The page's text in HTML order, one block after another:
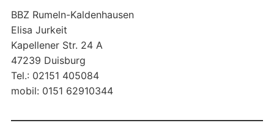
BBZ Rumeln-Kaldenhausen
Elisa Jurkeit
Kapellener Str. 24 A
47239 Duisburg
Tel.: 02151 405084
mobil: 0151 62910344